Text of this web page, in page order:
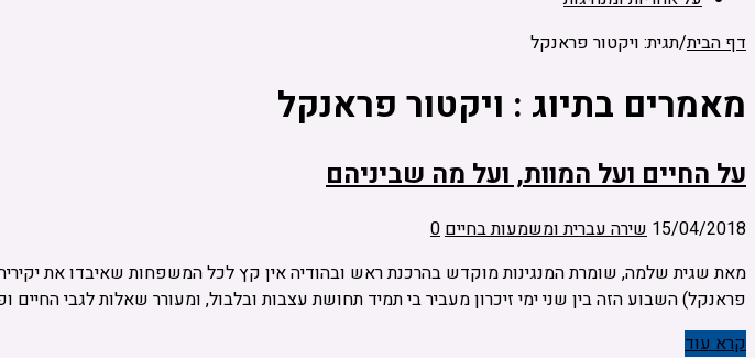
דף הבית/תגית: ויקטור פראנקל
מאמרים בתיוג : ויקטור פראנקל
על החיים ועל המוות, ועל מה שביניהם
15/04/2018 שירה עברית ומשמעות בחיים 0
מאת שגית שלמה, שומרת המנגינות מוקדש בהרכנת ראש ובהודיה אין קץ לכל המשפחות שאיבדו את
פראנקל) השבוע הזה בין שני ימי זיכרון מעביר בי תמיד תחושת עצבות ובלבול, ומעורר שאלות לגבי החיים
קרא עוד